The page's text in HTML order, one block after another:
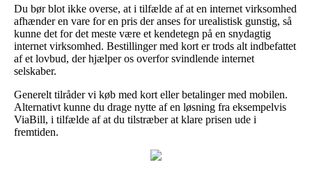
Du bør blot ikke overse, at i tilfælde af at en internet virksomhed
afhænder en vare for en pris der anses for urealistisk gunstig, så
kunne det for det meste være et kendetegn på en snydagtig
internet virksomhed. Bestillinger med kort er trods alt indbefattet
af et lovbud, der hjælper os overfor svindlende internet
selskaber.
Generelt tilråder vi køb med kort eller betalinger med mobilen.
Alternativt kunne du drage nytte af en løsning fra eksempelvis
ViaBill, i tilfælde af at du tilstræber at klare prisen ude i
fremtiden.